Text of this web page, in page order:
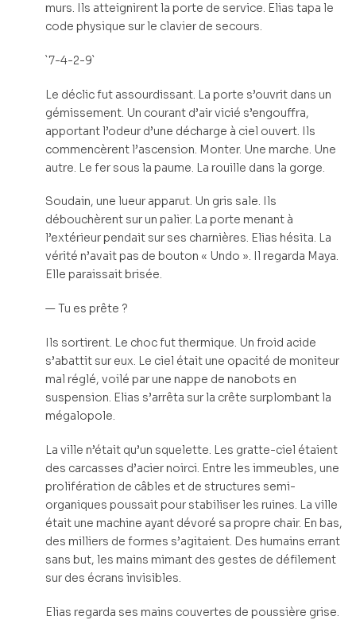
murs. Ils atteignirent la porte de service. Elias tapa le
code physique sur le clavier de secours.
`7-4-2-9`
Le déclic fut assourdissant. La porte s’ouvrit dans un
gémissement. Un courant d’air vicié s’engouffra,
apportant l’odeur d’une décharge à ciel ouvert. Ils
commencèrent l’ascension. Monter. Une marche. Une
autre. Le fer sous la paume. La rouille dans la gorge.
Soudain, une lueur apparut. Un gris sale. Ils
débouchèrent sur un palier. La porte menant à
l’extérieur pendait sur ses charnières. Elias hésita. La
vérité n’avait pas de bouton « Undo ». Il regarda Maya.
Elle paraissait brisée.
— Tu es prête ?
Ils sortirent. Le choc fut thermique. Un froid acide
s’abattit sur eux. Le ciel était une opacité de moniteur
mal réglé, voilé par une nappe de nanobots en
suspension. Elias s’arrêta sur la crête surplombant la
mégalopole.
La ville n’était qu’un squelette. Les gratte-ciel étaient
des carcasses d’acier noirci. Entre les immeubles, une
prolifération de câbles et de structures semi-
organiques poussait pour stabiliser les ruines. La ville
était une machine ayant dévoré sa propre chair. En bas,
des milliers de formes s’agitaient. Des humains errant
sans but, les mains mimant des gestes de défilement
sur des écrans invisibles.
Elias regarda ses mains couvertes de poussière grise.